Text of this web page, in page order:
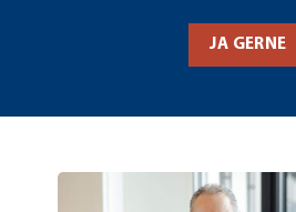
JA GERNE